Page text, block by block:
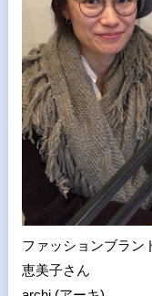
ファッションブラン
恵美子さん